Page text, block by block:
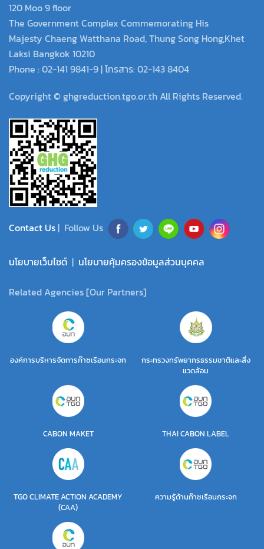
120 Moo 9 floor
The Government Complex Commemorating His
Majesty Chaeng Watthana Road, Thung Song Hong,Khet
Laksi Bangkok 10210
Phone : 02-141 9841-9 | โทรสาร: 02-143 8404
Copyright © ghgreduction.tgo.or.th All Rights Reserved.
Contact Us| Follow Us
นโยบายเว็บไซต์ | นโยบายคุ้มครองข้อมูลส่วนบุคคล
Related Agencies [Our Partners]
องค์การบริหารจัดการก๊าซเรือนกระจก
กระทรวงทรัพยากรธรรมชาติและสิ่ง
แวดล้อม
CABON MAKET THAI CABON LABEL
TGO CLIMATE ACTION ACADEMY
(CAA)
ความรู้ด้านก๊าซเรือนกระจก